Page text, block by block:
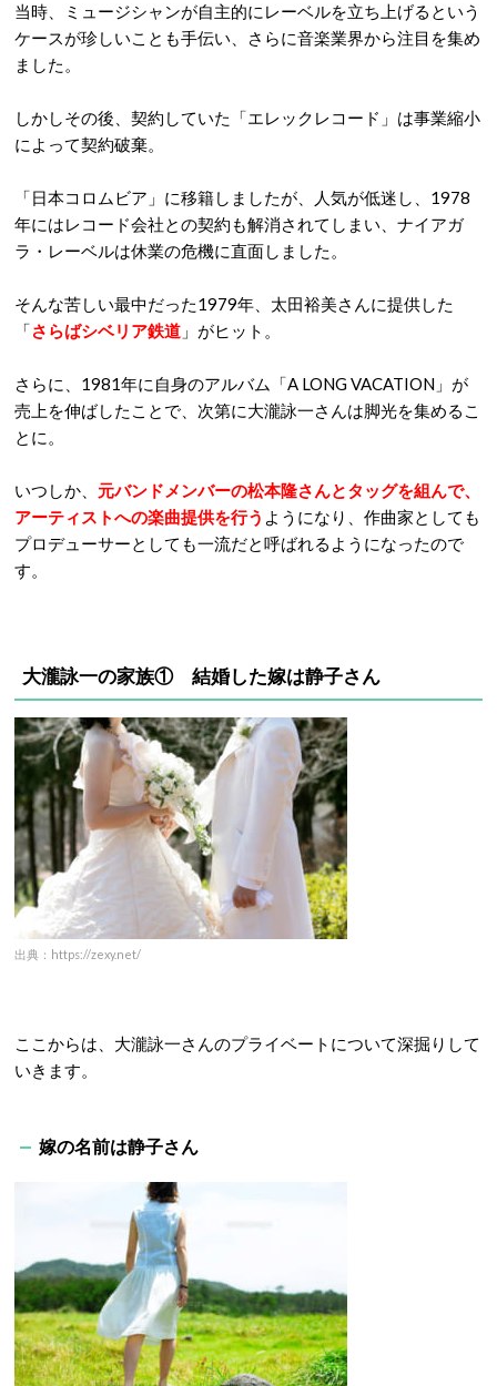
当時、ミュージシャンが自主的にレーベルを立ち上げるという
ケースが珍しいことも手伝い、さらに音楽業界から注目を集め
ました。
しかしその後、契約していた「エレックレコード」は事業縮小
によって契約破棄。
「日本コロムビア」に移籍しましたが、人気が低迷し、1978
年にはレコード会社との契約も解消されてしまい、ナイアガ
ラ・レーベルは休業の危機に直面しました。
そんな苦しい最中だった1979年、太田裕美さんに提供した
「さらばシベリア鉄道 」がヒット。
さらに、1981年に自身のアルバム「A LONG VACATION」が
売上を伸ばしたことで、次第に大瀧詠一さんは脚光を集めるこ
とに。
いつしか、 元バンドメンバーの松本隆さんとタッグを組んで、
アーティストへの楽曲提供を行う ようになり、作曲家としても
プロデューサーとしても一流だと呼ばれるようになったので
す。
大瀧詠一の家族① 結婚した嫁は静子さん
出典：https://zexy.net/
ここからは、大瀧詠一さんのプライベートについて深掘りして
いきます。
嫁の名前は静子さん